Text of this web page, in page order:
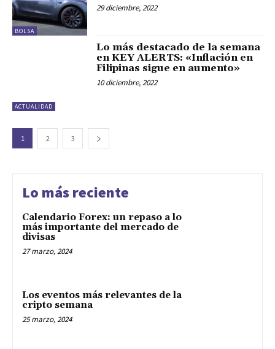
BOLSA
29 diciembre, 2022
ACTUALIDAD
Lo más destacado de la semana
en KEY ALERTS: «Inflación en
Filipinas sigue en aumento»
10 diciembre, 2022
1 2 3
Lo más reciente
Calendario Forex: un repaso a lo
más importante del mercado de
divisas
27 marzo, 2024
Los eventos más relevantes de la
cripto semana
25 marzo, 2024